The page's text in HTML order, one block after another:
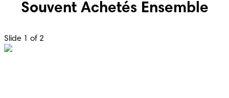
Souvent Achetés Ensemble
Slide 1 of 2